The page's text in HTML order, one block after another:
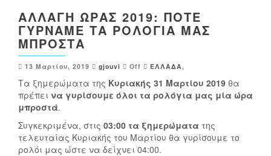
ΑΛΛΑΓΉ ΏΡΑΣ 2019: ΠΌΤΕ
ΓΥΡΝΆΜΕ ΤΑ ΡΟΛΌΓΙΑ ΜΑΣ
ΜΠΡΟΣΤΆ
13 Μαρτίου, 2019 gjouvi Off ΕΛΛΑΔΑ,
Τα ξημερώματα της Κυριακής 31 Μαρτίου 2019 θα
πρέπει να γυρίσουμε όλοι τα ρολόγια μας μία ώρα
μπροστά.
Συγκεκριμένα, στις 03:00 τα ξημερώματα της
τελευταίας Κυριακής του Μαρτίου θα γυρίσουμε το
ρολόι μας ώστε να δείχνει 04:00.